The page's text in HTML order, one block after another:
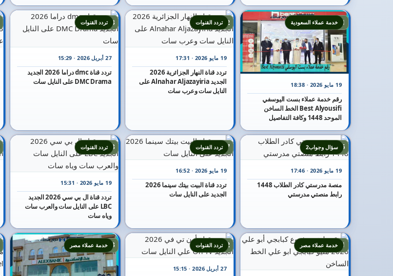
11
19 مايو 2026 · 18:38
رقم خدمة عملاء بست اليوسفي
Best Alyousifi الخط الساخن
الموحد 1448 وكافة التفاصيل
خدمة عملاء السعودية 12
19 مايو 2026 · 17:31
تردد قناة النهار الجزائرية 2026
الجديد Alnahar Aljazayiria على
النايل سات وعرب سات
تردد القنوات 13
27 أبريل 2026 · 15:29
تردد قناة dmc دراما 2026 الجديد
DMC Drama على النايل سات
تردد القنوات
16
19 مايو 2026 · 17:46
منصة مدرستي كادر الطلاب 1448
رابط منصتي مدرستي
سؤال وجواب2 17
19 مايو 2026 · 16:52
تردد قناة البيت بيتك سينما 2026
الجديد على النايل سات
تردد القنوات 18
19 مايو 2026 · 15:31
تردد قناة ال بي سي 2026 الجديد
LBC على النايل سات والعرب سات
وياه سات
تردد القنوات
21 خدمة عملاء مصر 22
27 أبريل 2026 · 15:15
تردد القنوات 23 خدمة عملاء مصر